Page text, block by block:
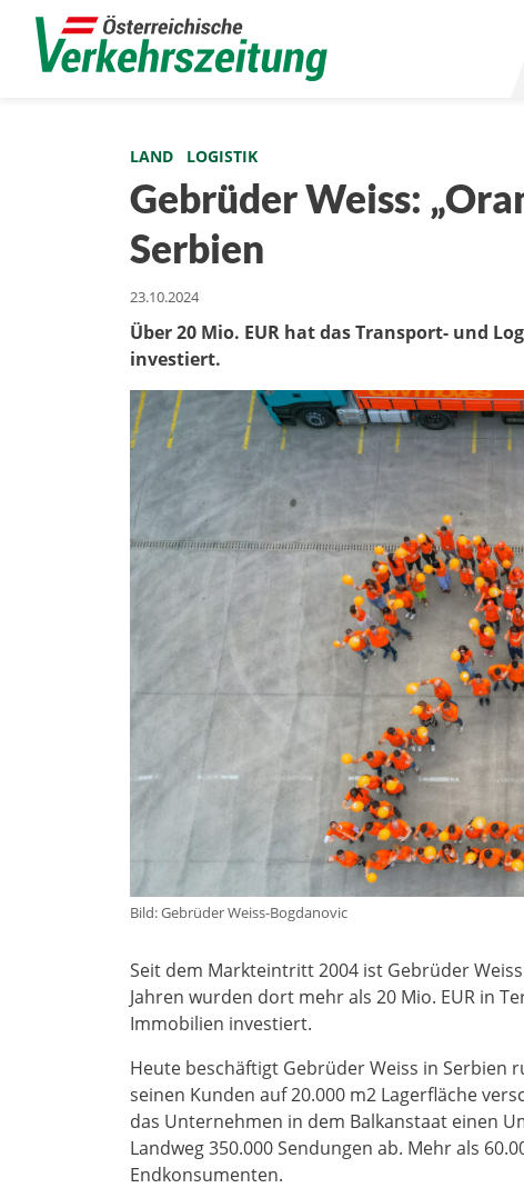
LAND LOGISTIK
Gebrüder Weiss:
Serbien
23.10.2024
Über 20 Mio. EUR hat das Transport- und
investiert.
Bild: Gebrüder Weiss-Bogdanovic
Seit dem Markteintritt 2004 ist Gebrüder
Jahren wurden dort mehr als 20 Mio. EUR in
Immobilien investiert.
Heute beschäftigt Gebrüder Weiss in
seinen Kunden auf 20.000 m2 Lagerfläche
das Unternehmen in dem Balkanstaat einen
Landweg 350.000 Sendungen ab. Mehr als
Endkonsumenten.